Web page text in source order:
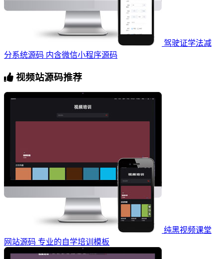
驾驶证学法减
分系统源码 内含微信小程序源码
视频站源码推荐
纯黑视频课堂
网站源码 专业的自学培训模板